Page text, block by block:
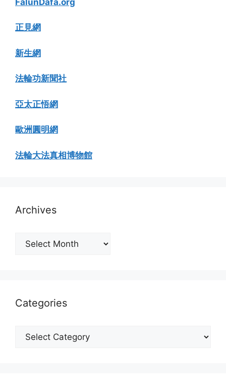
正見網
新生網
法輪功新聞社
亞太正悟網
歐洲圓明網
法輪大法真相博物館
Archives
Archives
Categories
Categories